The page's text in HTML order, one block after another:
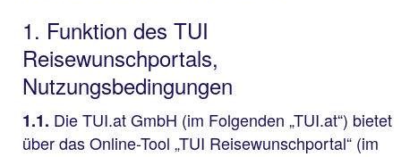
1. Funktion des TUI
Reisewunschportals,
Nutzungsbedingungen
1.1. Die TUI.at GmbH (im Folgenden „TUI.at“) bietet
über das Online-Tool „TUI Reisewunschportal“ (im